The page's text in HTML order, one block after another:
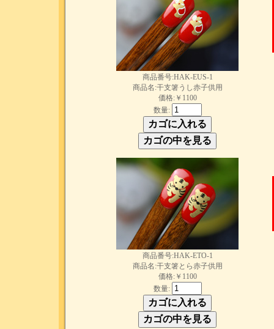
商品番号:HAK-EUS-1
商品名:干支箸うし赤子供用
価格:￥1100
数量:
商品番号:HAK-ETO-1
商品名:干支箸とら赤子供用
価格:￥1100
数量: